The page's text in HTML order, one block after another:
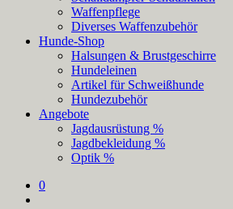
Waffenpflege
Diverses Waffenzubehör
Hunde-Shop
Halsungen & Brustgeschirre
Hundeleinen
Artikel für Schweißhunde
Hundezubehör
Angebote
Jagdausrüstung %
Jagdbekleidung %
Optik %
0